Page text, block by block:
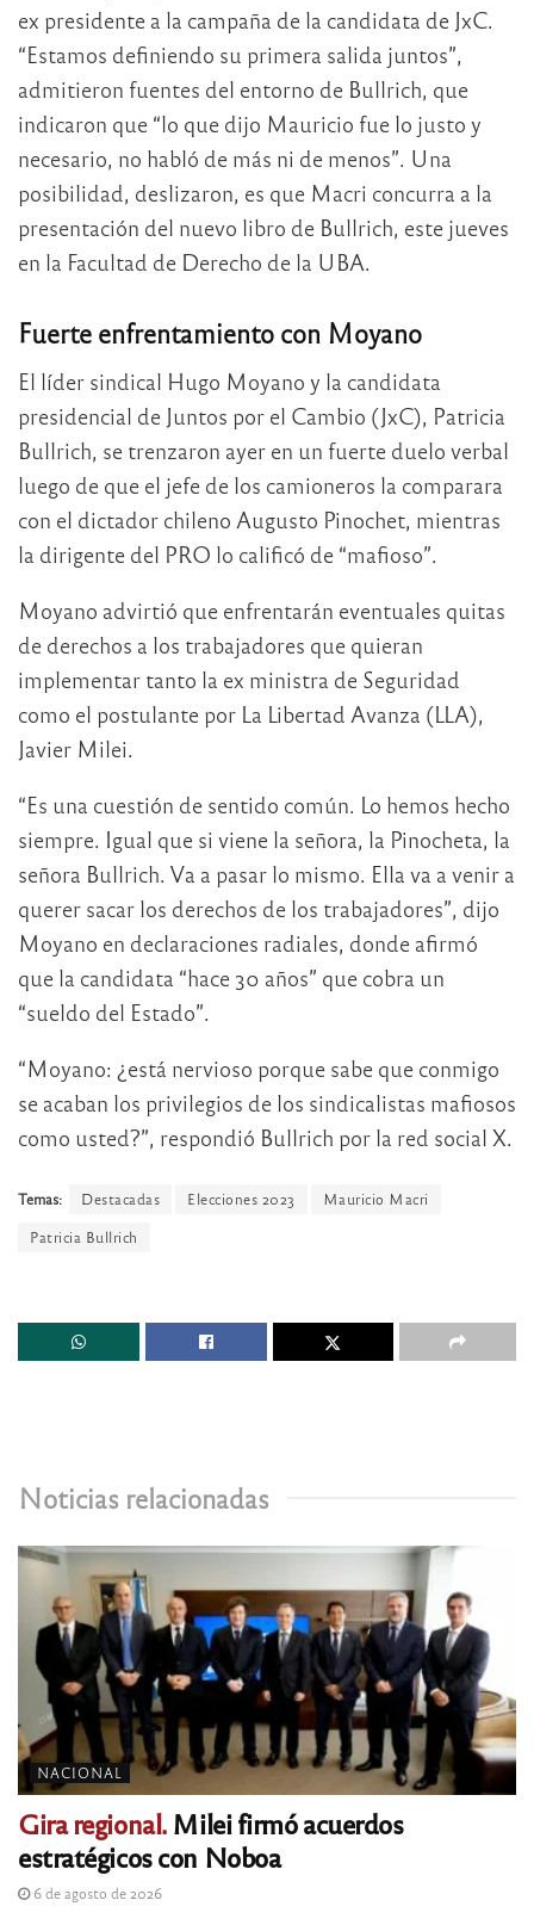
ex presidente a la campaña de la candidata de JxC.
“Estamos definiendo su primera salida juntos”,
admitieron fuentes del entorno de Bullrich, que
indicaron que “lo que dijo Mauricio fue lo justo y
necesario, no habló de más ni de menos”. Una
posibilidad, deslizaron, es que Macri concurra a la
presentación del nuevo libro de Bullrich, este jueves
en la Facultad de Derecho de la UBA.
Fuerte enfrentamiento con Moyano
El líder sindical Hugo Moyano y la candidata
presidencial de Juntos por el Cambio (JxC), Patricia
Bullrich, se trenzaron ayer en un fuerte duelo verbal
luego de que el jefe de los camioneros la comparara
con el dictador chileno Augusto Pinochet, mientras
la dirigente del PRO lo calificó de “mafioso”.
Moyano advirtió que enfrentarán eventuales quitas
de derechos a los trabajadores que quieran
implementar tanto la ex ministra de Seguridad
como el postulante por La Libertad Avanza (LLA),
Javier Milei.
“Es una cuestión de sentido común. Lo hemos hecho
siempre. Igual que si viene la señora, la Pinocheta, la
señora Bullrich. Va a pasar lo mismo. Ella va a venir a
querer sacar los derechos de los trabajadores”, dijo
Moyano en declaraciones radiales, donde afirmó
que la candidata “hace 30 años” que cobra un
“sueldo del Estado”.
“Moyano: ¿está nervioso porque sabe que conmigo
se acaban los privilegios de los sindicalistas mafiosos
como usted?”, respondió Bullrich por la red social X.
Temas: Destacadas Elecciones 2023
Mauricio Macri
Patricia Bullrich
Noticias relacionadas
NACIONAL
Gira regional.Milei firmó acuerdos
estratégicos con Noboa
6 de agosto de 2026